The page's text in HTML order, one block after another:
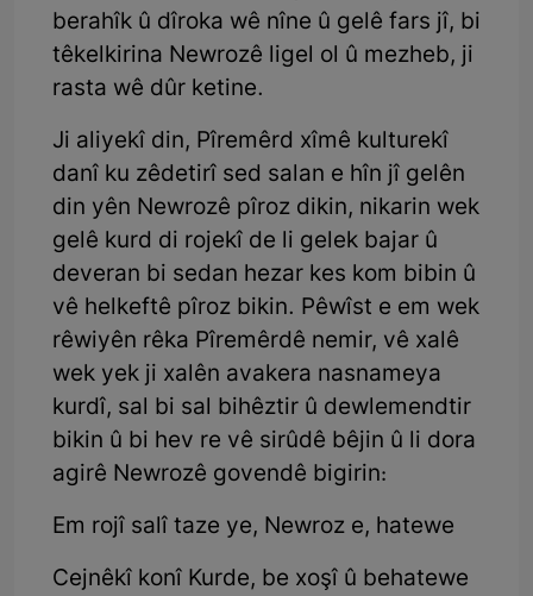
berahîk û dîroka wê nîne û gelê fars jî, bi
têkelkirina Newrozê ligel ol û mezheb, ji
rasta wê dûr ketine.
Ji aliyekî din, Pîremêrd xîmê kulturekî
danî ku zêdetirî sed salan e hîn jî gelên
din yên Newrozê pîroz dikin, nikarin wek
gelê kurd di rojekî de li gelek bajar û
deveran bi sedan hezar kes kom bibin û
vê helkeftê pîroz bikin. Pêwîst e em wek
rêwiyên rêka Pîremêrdê nemir, vê xalê
wek yek ji xalên avakera nasnameya
kurdî, sal bi sal bihêztir û dewlemendtir
bikin û bi hev re vê sirûdê bêjin û li dora
agirê Newrozê govendê bigirin:
Em rojî salî taze ye, Newroz e, hatewe
Cejnêkî konî Kurde, be xoşî û behatewe